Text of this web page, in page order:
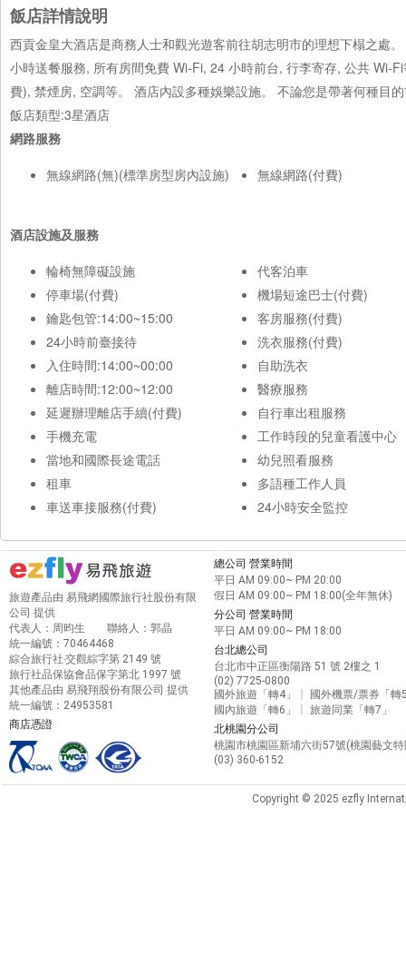
飯店詳情說明
西貢金皇大酒店是商務人士和觀光遊客前往胡志明市的理想下榻之處
小時送餐服務, 所有房間免費 Wi-Fi, 24 小時前台, 行李寄存, 公共 Wi-
費), 禁煙房, 空調等。 酒店內設多種娛樂設施。 不論您是帶著何種目
飯店類型:3星酒店
網路服務
無線網路(無)(標準房型房內設施)
無線網路(付費)
酒店設施及服務
輪椅無障礙設施
停車場(付費)
鑰匙包管:14:00~15:00
24小時前臺接待
入住時間:14:00~00:00
離店時間:12:00~12:00
延遲辦理離店手續(付費)
手機充電
當地和國際長途電話
租車
車送車接服務(付費)
代客泊車
機場短途巴士(付費)
客房服務(付費)
洗衣服務(付費)
自助洗衣
醫療服務
自行車出租服務
工作時段的兒童看護中心
幼兒照看服務
多語種工作人員
24小時安全監控